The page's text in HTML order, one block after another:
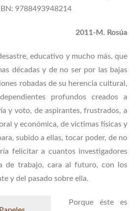
9788493948214
2011-M. Rosúa
educativo y mucho más, que
décadas y de no ser por las bajas
robadas de su herencia cultural,
profundos creados a
y voto, de aspirantes, frustrados, a
y económica, de víctimas físicas y
subido a ellas, tocar poder, de no
felicitar a cuantos investigadores
de trabajo, cara al futuro, con los
y del pasado sobre ella.
Porque éste es